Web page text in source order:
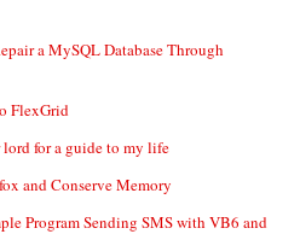
a MySQL Database Through
FlexGrid
for a guide to my life
and Conserve Memory
Program Sending SMS with VB6 and